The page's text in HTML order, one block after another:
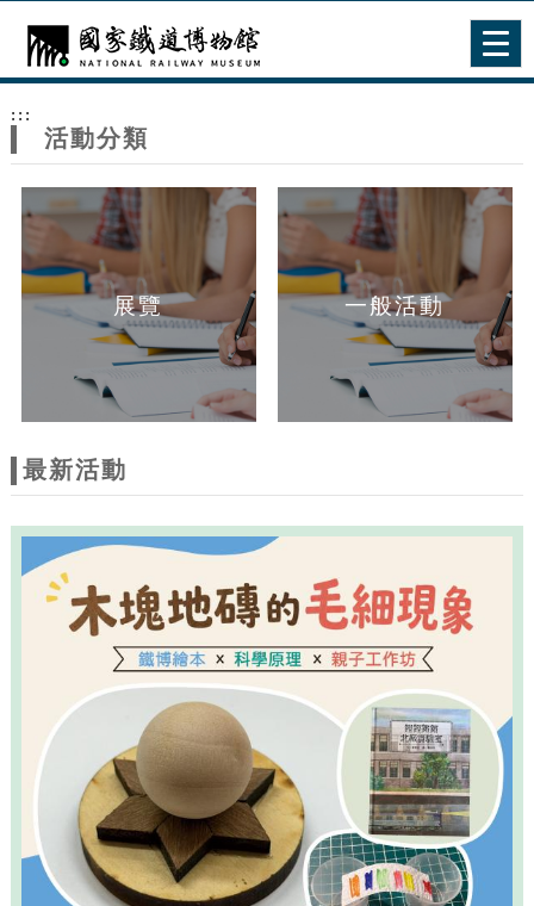
網
站
主
題
:::
活動分類
展覽 一般活動
最新活動